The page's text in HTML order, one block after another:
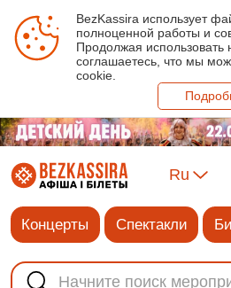
BezKassira использует
полноценной работы и
Продолжая использовать
соглашаетесь, что мы
cookie.
Ru
Концерты Спектакли